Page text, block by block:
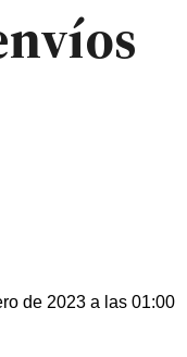
de 2023 a las 01:00